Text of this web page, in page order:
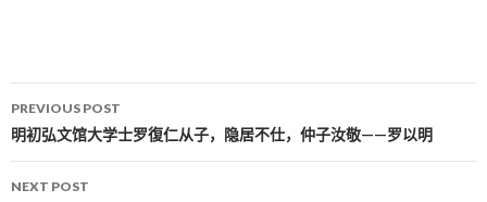
Post navigation
PREVIOUS POST
明初弘文馆大学士罗復仁从子，隐居不仕，仲子汝敬——罗以明
NEXT POST